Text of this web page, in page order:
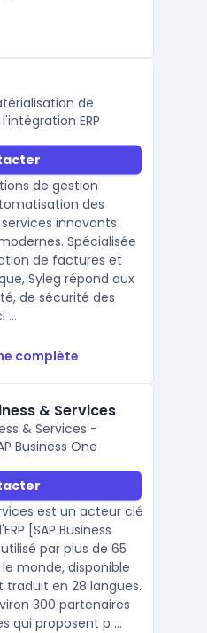
de
ERP
de gestion
des
innovants
Spécialisée
de factures et
Syleg répond aux
de sécurité des
...
complète
& Services
& Services -
Business One
est un acteur clé
[SAP Business
par plus de 65
monde, disponible
traduit en 28 langues.
300 partenaires
qui proposent p ...